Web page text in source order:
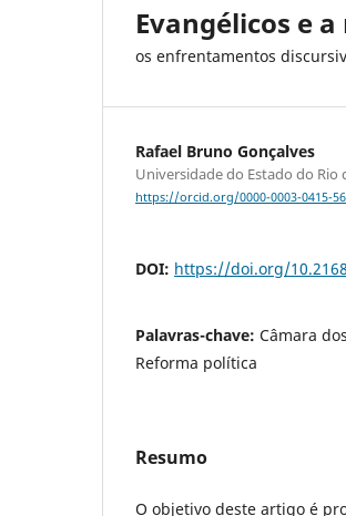
Evangélicos e
os enfrentamentos
Rafael Bruno Gonçalves
Universidade do Estado do Rio
https://orcid.org/0000-0003-0415-
DOI: https://doi.org/
Palavras-chave: Câmara
Reforma política
Resumo
O objetivo deste artigo é